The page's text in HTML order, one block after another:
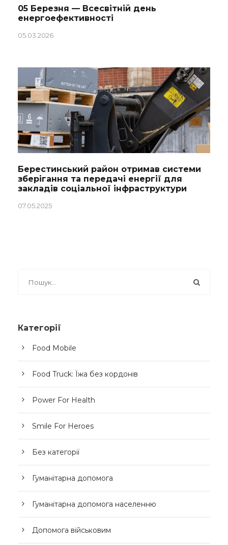
05 Березня — Всесвітній день
енергоефективності
05.03.2026
Берестинський район отримав системи
зберігання та передачі енергії для
закладів соціальної інфраструктури
07.05.2025
Категорії
Food Mobile
Food Truck: Їжа без кордонів
Power For Health
Smile For Heroes
Без категорії
Гуманітарна допомога
Гуманітарна допомога населенню
Допомога військовим